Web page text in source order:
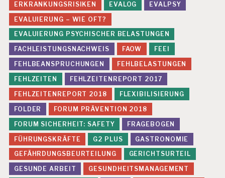
ERKRANKUNGSRISIKEN
EVALOG
EVALPSY
EVALUIERUNG – WIE OFT?
EVALUIERUNG PSYCHISCHER BELASTUNGEN
FACHLEISTUNGSNACHWEIS
FAOW
FEEI
FEHLBEANSPRUCHUNGEN
FEHLBELASTUNGEN
FEHLZEITEN
FEHLZEITENREPORT 2017
FEHLZEITENREPORT 2018
FLEXIBILISIERUNG
FOLDER
FORUM PRÄVENTION 2018
FORUM SICHERHEIT: SAFETY
FRAGEBOGEN
FÜHRUNGSKRÄFTE
G2 PLUS
GASTRONOMIE
GEFÄHRDUNGSBEURTEILUNG
GERICHTSURTEIL
GESUNDE ARBEIT
GESUNDHEITSMANAGEMENT